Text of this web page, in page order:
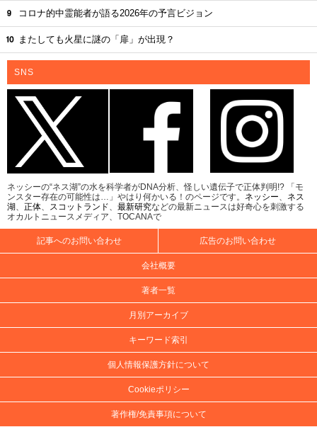
コロナ的中霊能者が語る2026年の予言ビジョン
またしても火星に謎の「扉」が出現？
SNS
ネッシーの“ネス湖”の水を科学者がDNA分析、怪しい遺伝子で正体判明!? 「モ
ンスター存在の可能性は…」やはり何かいる！のページです。 ネッシー、 ネス
湖、 正体、 スコットランド、 最新研究などの最新ニュースは好奇心を刺激する
オカルトニュースメディア、TOCANAで
記事へのお問い合わせ 広告のお問い合わせ
会社概要
著者一覧
月別アーカイブ
キーワード索引
個人情報保護方針について
Cookieポリシー
著作権/免責事項について